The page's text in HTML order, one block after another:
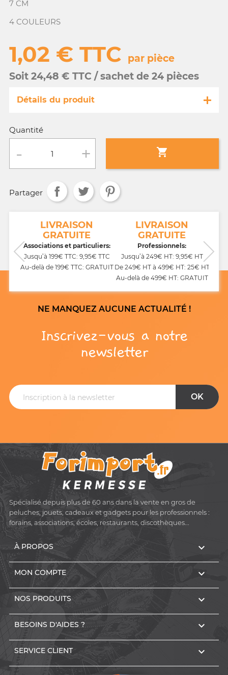
7 CM
4 COULEURS
1,02 € TTC par pièce
Soit 24,48 € TTC / sachet de 24 pièces
Détails du produit
Référence
Conditionnement :
Quantité

Partager
LIVRAISON
GRATUITE
Associations et particuliers:
Jusqu’à 199€ TTC: 9,95€ TTC
Au-delà de 199€ TTC: GRATUIT
LIVRAISON
GRATUITE
Professionnels:
Jusqu’à 249€ HT: 9,95€ HT
De 249€ HT à 499€ HT: 25€ HT
Au-delà de 499€ HT: GRATUIT
NE MANQUEZ AUCUNE ACTUALITÉ !
Inscrivez-vous a notre
newsletter
Spécialisé depuis plus de 60 ans dans la vente en gros de
peluches, jouets, cadeaux et gadgets pour les professionnels :
forains, associations, écoles, restaurants, discothèques...
À PROPOS 
MON COMPTE 
NOS PRODUITS 
BESOINS D'AIDES ? 
SERVICE CLIENT 